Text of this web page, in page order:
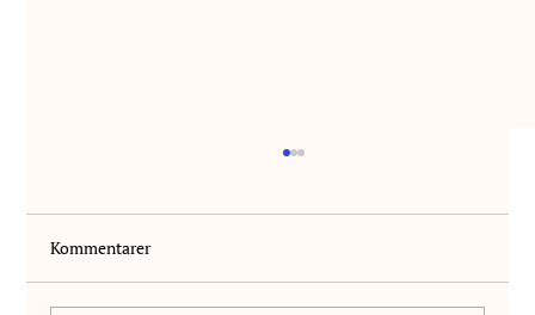
Kommentarer